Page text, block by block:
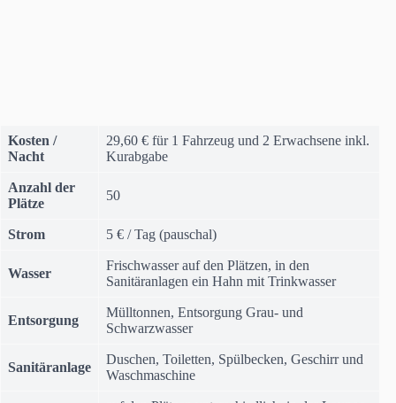
Kosten /
Nacht
29,60 € für 1 Fahrzeug und 2 Erwachsene inkl.
Kurabgabe
Anzahl der
Plätze
50
Strom 5 € / Tag (pauschal)
Wasser
Frischwasser auf den Plätzen, in den
Sanitäranlagen ein Hahn mit Trinkwasser
Entsorgung
Mülltonnen, Entsorgung Grau- und
Schwarzwasser
Sanitäranlage
Duschen, Toiletten, Spülbecken, Geschirr und
Waschmaschine